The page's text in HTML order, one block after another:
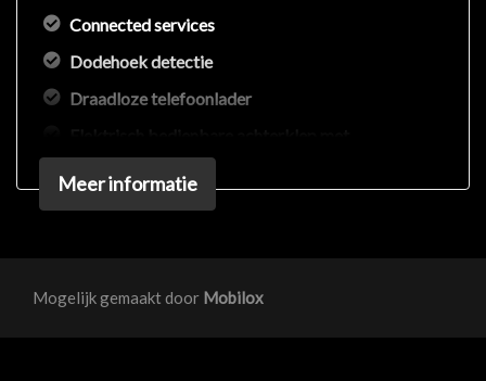
Connected services
Dodehoek detectie
Draadloze telefoonlader
sensorsturing
Elektronisch sper differentieel
Hoofd airbag(s) achter
Meer informatie
Mogelijk gemaakt door Mobilox